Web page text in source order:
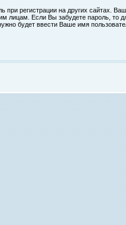
регистрации на других сайтах.
лицам. Если Вы забудете пароль, то
будет ввести Ваше имя